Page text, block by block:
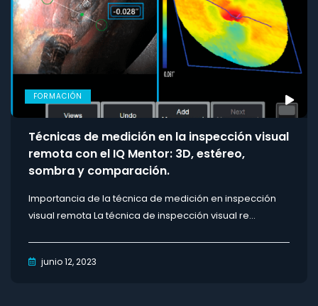
FORMACIÓN
Técnicas de medición en la inspección visual
remota con el IQ Mentor: 3D, estéreo,
sombra y comparación.
Importancia de la técnica de medición en inspección
visual remota La técnica de inspección visual re...
junio 12, 2023